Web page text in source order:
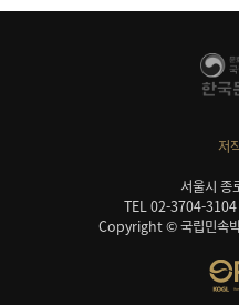
저
서울시 종
TEL 02-3704-3104
Copyright © 국립민속